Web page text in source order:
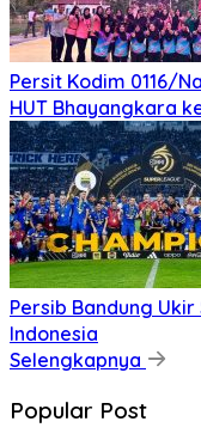
Persit Kodim 0116/
HUT Bhayangkara
Persib Bandung
Indonesia
Selengkapnya
Popular Post